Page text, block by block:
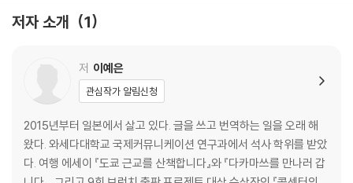
마쓰를 만나러 갑니다』에는 여행 정보에 구글 지도와 연동된 QR코드가 추
가되었고 마루가메 추천 코스와 메기지마와 사나기지마 여행기를 다룬 두
편의 새로운 에세이와 5년 만에 다시 쓰는 에필로그도 수록되어 더 풍성한
읽을거리와 볼거리를 제공한다.
현지인의 소울 푸드 호네츠키도리
커피와 책, 후르츠산도의 시간
다카마쓰 나카조라 / 060
섬에서 발견한 나만의 리틀 포레스트
오기지마 도리마노우에 / 069
저자 소개 1
저 이예은
관심작가 알림신청
2015년부터 일본에서 살고 있다. 글을 쓰고 번역하는 일을 오래 해
왔다. 와세다대학교 국제커뮤니케이션 연구과에서 석사 학위를 받았
다. 여행 에세이 『도쿄 근교를 산책합니다』와 『다카마쓰를 만나러 갑